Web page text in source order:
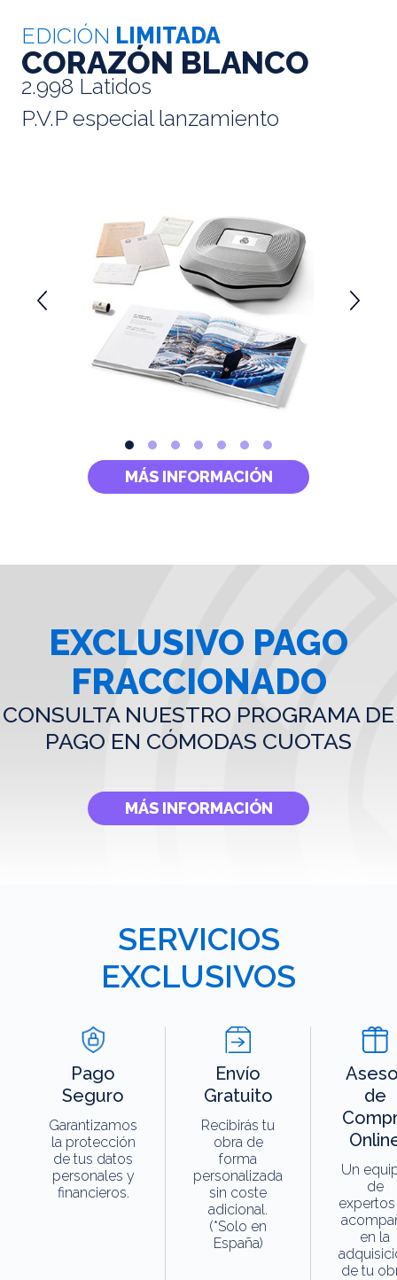
EDICIÓN LIMITADA
CORAZÓN BLANCO
2.998 Latidos
P.V.P especial lanzamiento
MÁS INFORMACIÓN
EXCLUSIVO PAGO
FRACCIONADO
CONSULTA NUESTRO PROGRAMA DE
PAGO EN CÓMODAS CUOTAS
MÁS INFORMACIÓN
SERVICIOS
EXCLUSIVOS
Pago
Seguro
Garantizamos
la protección
de tus datos
personales y
financieros.
Envío
Gratuito
Recibirás tu
obra de
forma
personalizada
sin coste
adicional.
(*Solo en
España)
de
Un
de
en la
de tu